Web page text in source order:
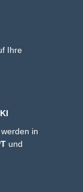
Ihre
in
und